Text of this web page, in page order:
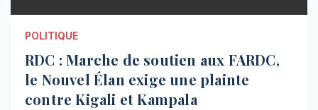
POLITIQUE
RDC : Marche de soutien aux FARDC,
le Nouvel Élan exige une plainte
contre Kigali et Kampala